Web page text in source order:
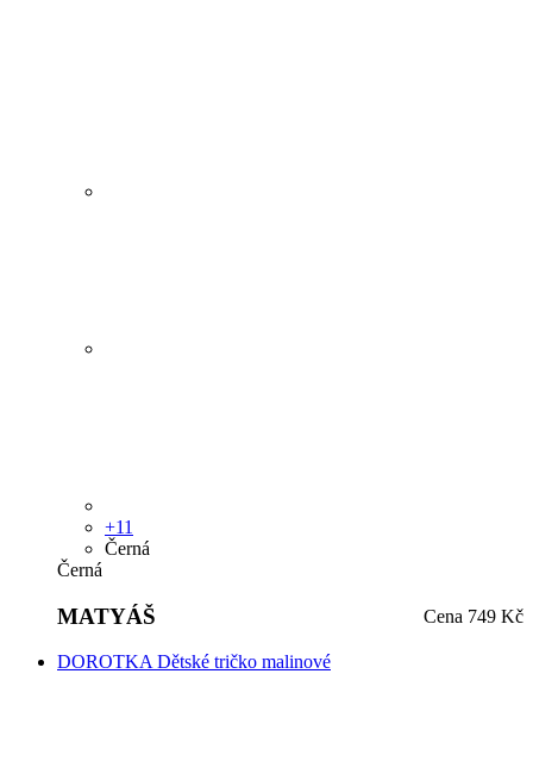
+11
Černá
Černá
MATYÁŠ Cena 749 Kč
DOROTKA Dětské tričko malinové